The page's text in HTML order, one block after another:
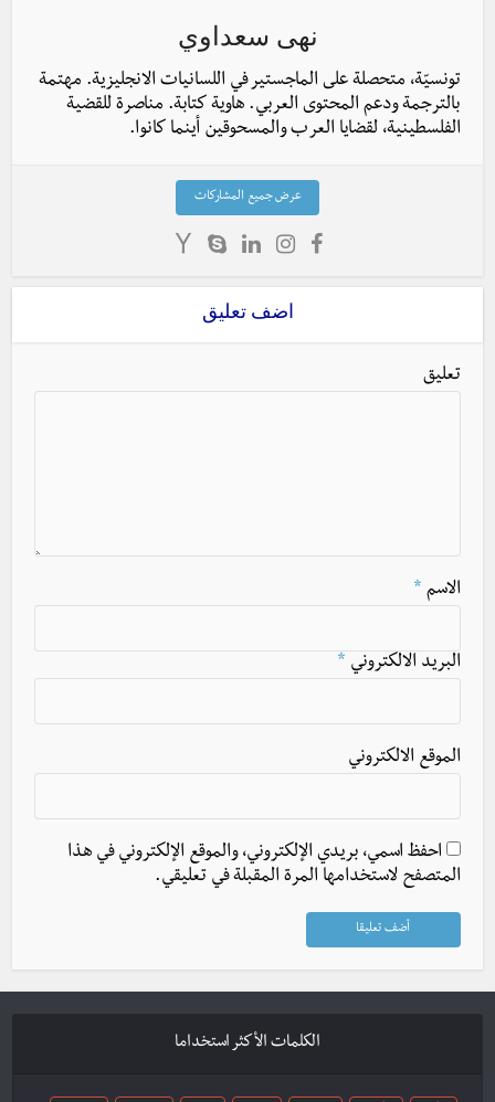
نهى سعداوي
تونسيّة، متحصلة على الماجستير في اللسانيات الانجليزية. مهتمة
بالترجمة ودعم المحتوى العربي. هاوية كتابة. مناصرة للقضية
الفلسطينية، لقضايا العرب والمسحوقين أينما كانوا.
عرض جميع المشاركات
اضف تعليق
تعليق
الاسم *
البريد الالكتروني *
الموقع الالكتروني
احفظ اسمي، بريدي الإلكتروني، والموقع الإلكتروني في هذا
المتصفح لاستخدامها المرة المقبلة في تعليقي.
الكلمات الأكثر استخداما